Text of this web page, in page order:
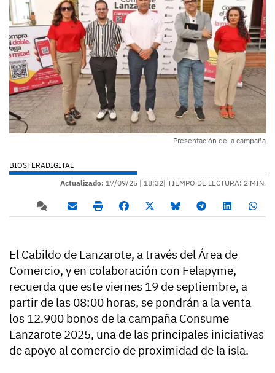
Presentación de la campaña
BIOSFERADIGITAL
Actualizado: 17/09/25 | 18:32| TIEMPO DE LECTURA: 2 MIN.
El Cabildo de Lanzarote, a través del Área de
Comercio, y en colaboración con Felapyme,
recuerda que este viernes 19 de septiembre, a
partir de las 08:00 horas, se pondrán a la venta
los 12.900 bonos de la campaña Consume
Lanzarote 2025, una de las principales iniciativas
de apoyo al comercio de proximidad de la isla.